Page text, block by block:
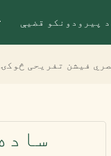
د پیرودونکو قضیې
تفریحی څوکۍ 610 لړۍ